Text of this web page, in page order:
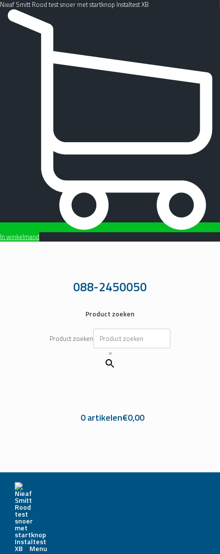
Nieaf Smitt Rood test snoer met startknop Instaltest XB
In winkelmand
088-2450050
Product zoeken
Product zoeken
×
0 artikelen€0,00
Menu